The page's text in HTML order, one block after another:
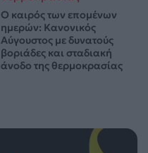
Ο καιρός των επομένων
ημερών: Κανονικός
Αύγουστος με δυνατούς
βοριάδες και σταδιακή
άνοδο της θερμοκρασίας